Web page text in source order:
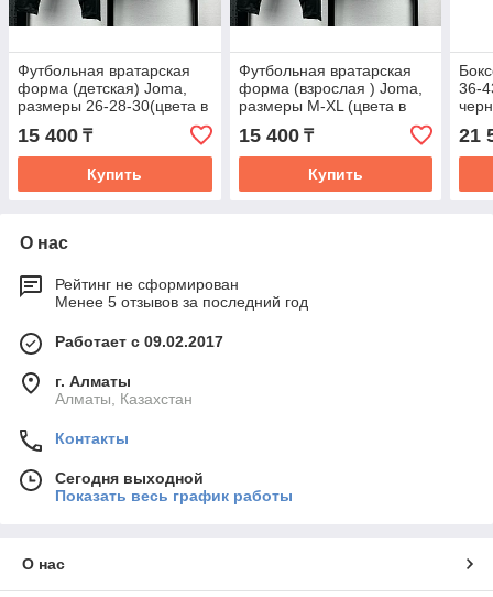
Футбольная вратарская
форма (детская) Joma,
размеры 26-28-30(цвета в
ассортименте)
15 400 ₸
Купить
Футбольная вратарская
форма (взрослая ) Joma,
размеры M-XL (цвета в
ассортименте)
15 400₸
Купить
36-
21
О нас
Рейтинг не сформирован
Менее 5 отзывов за последний год
Работает с 09.02.2017
г. Алматы
Алматы, Казахстан
Контакты
Сегодня выходной
Показать весь график работы
О нас